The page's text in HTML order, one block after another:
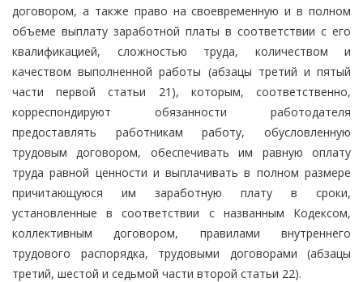
договором, а также право на своевременную и в полном
объеме выплату заработной платы в соответствии с его
квалификацией, сложностью труда, количеством и
качеством выполненной работы (абзацы третий и пятый
части первой статьи 21), которым, соответственно,
корреспондируют обязанности работодателя
предоставлять работникам работу, обусловленную
трудовым договором, обеспечивать им равную оплату
труда равной ценности и выплачивать в полном размере
причитающуюся им заработную плату в сроки,
установленные в соответствии с названным Кодексом,
коллективным договором, правилами внутреннего
трудового распорядка, трудовыми договорами (абзацы
третий, шестой и седьмой части второй статьи 22).